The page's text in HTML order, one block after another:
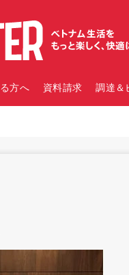
方へ 資料請求 調達＆